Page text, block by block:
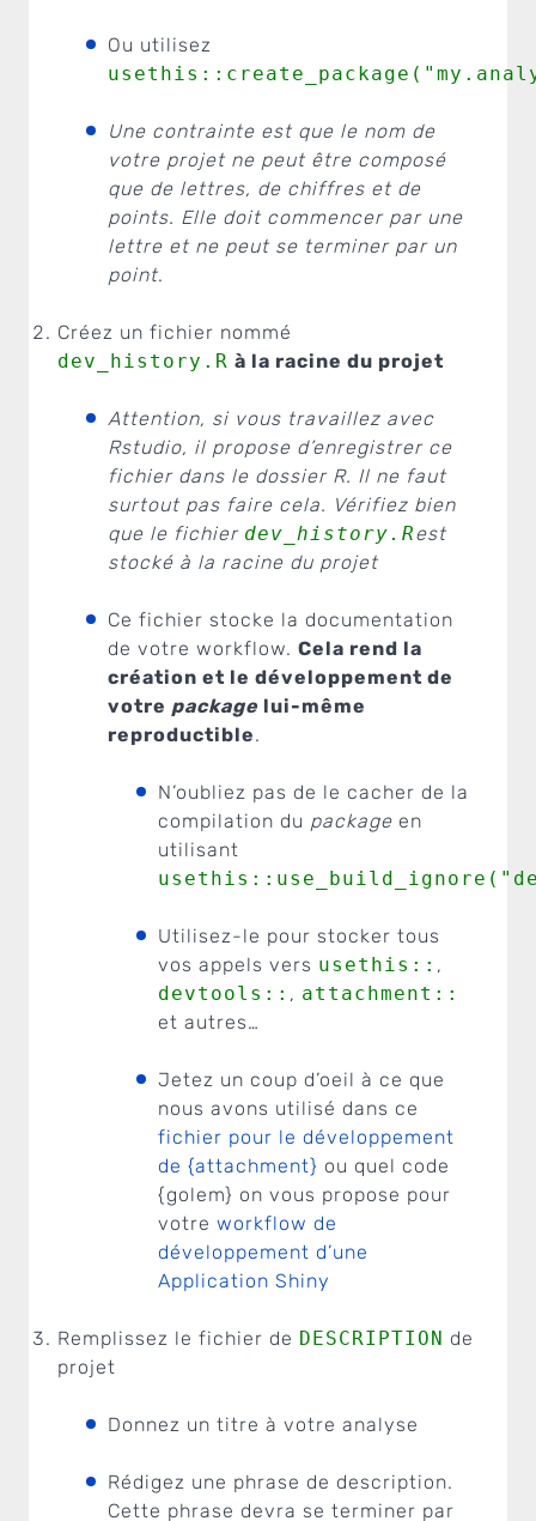
Ou utilisez
Une contrainte est que le nom de
votre projet ne peut être composé
que de lettres, de chiffres et de
points. Elle doit commencer par une
lettre et ne peut se terminer par un
point.
Créez un fichier nommé
dev_history.R à la racine du projet
Attention, si vous travaillez avec
Rstudio, il propose d’enregistrer ce
fichier dans le dossier R. Il ne faut
surtout pas faire cela. Vérifiez bien
que le fichier dev_history.Rest
stocké à la racine du projet
Ce fichier stocke la documentation
de votre workflow. Cela rend la
création et le développement de
votre package lui-même
reproductible.
N’oubliez pas de le cacher de la
compilation du package en
utilisant
Utilisez-le pour stocker tous
vos appels vers usethis:: ,
devtools:: , attachment::
et autres…
Jetez un coup d’oeil à ce que
nous avons utilisé dans ce
fichier pour le développement
de {attachment} ou quel code
{golem} on vous propose pour
votre workflow de
développement d’une
Application Shiny
Remplissez le fichier de DESCRIPTION de
projet
Donnez un titre à votre analyse
Rédigez une phrase de description.
Cette phrase devra se terminer par